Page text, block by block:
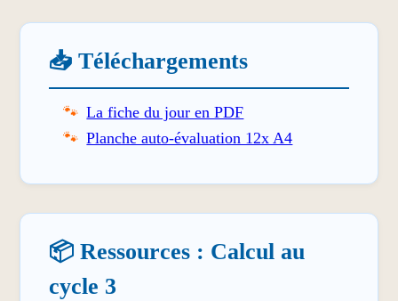
📥 Téléchargements
La fiche du jour en PDF
Planche auto-évaluation 12x A4
📦 Ressources : Calcul au
cycle 3